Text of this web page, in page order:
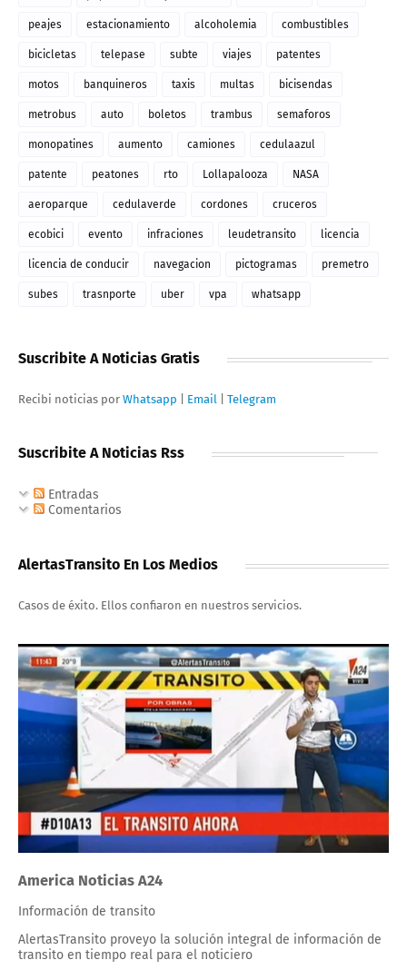
peajes estacionamiento alcoholemia combustibles
bicicletas telepase subte viajes patentes
motos banquineros taxis multas bicisendas
metrobus auto boletos trambus semaforos
monopatines aumento camiones cedulaazul
patente peatones rto Lollapalooza NASA
aeroparque cedulaverde cordones cruceros
ecobici evento infraciones leudetransito licencia
licencia de conducir navegacion pictogramas premetro
subes trasnporte uber vpa whatsapp
Suscribite A Noticias Gratis
Recibi noticias por Whatsapp Email Telegram
Suscribite A Noticias Rss
Entradas
Comentarios
AlertasTransito En Los Medios
Casos de éxito. Ellos confiaron en nuestros servicios.
America Noticias A24
Información de transito
AlertasTransito proveyo la solución integral de información de
transito en tiempo real para el noticiero